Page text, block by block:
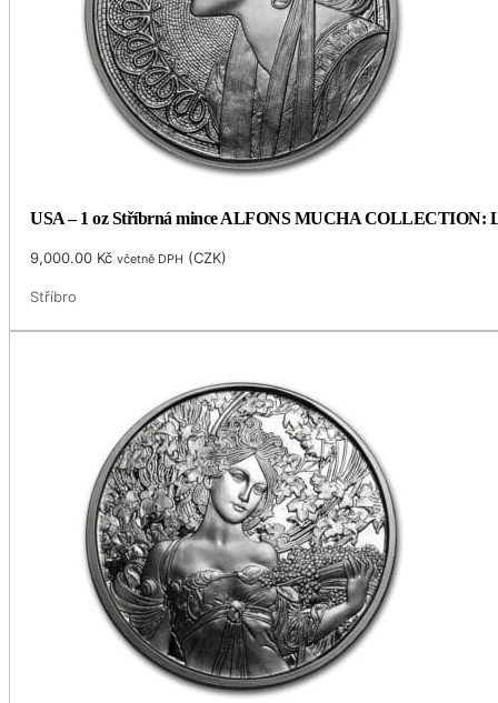
USA – 1 oz Stříbrná mince ALFONS MUCHA COLLECTION:
9,000.00 Kč včetně DPH (CZK)
Stříbro